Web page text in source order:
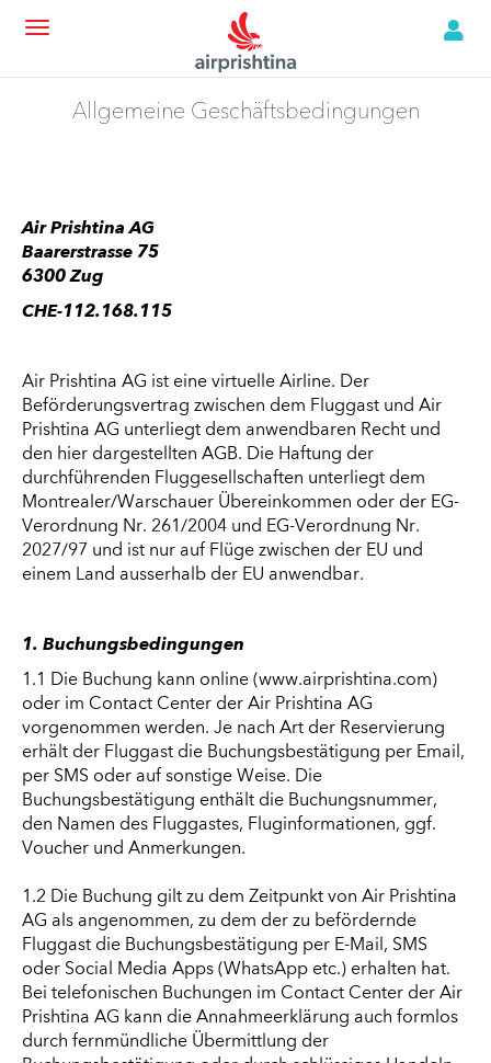
Allgemeine Geschäftsbedingungen
Air Prishtina AG
Baarerstrasse 75
6300 Zug
CHE-112.168.115
Air Prishtina AG ist eine virtuelle Airline. Der
Beförderungsvertrag zwischen dem Fluggast und Air
Prishtina AG unterliegt dem anwendbaren Recht und
den hier dargestellten AGB. Die Haftung der
durchführenden Fluggesellschaften unterliegt dem
Montrealer/Warschauer Übereinkommen oder der EG-
Verordnung Nr. 261/2004 und EG-Verordnung Nr.
2027/97 und ist nur auf Flüge zwischen der EU und
einem Land ausserhalb der EU anwendbar.
1. Buchungsbedingungen
1.1 Die Buchung kann online (www.airprishtina.com)
oder im Contact Center der Air Prishtina AG
vorgenommen werden. Je nach Art der Reservierung
erhält der Fluggast die Buchungsbestätigung per Email,
per SMS oder auf sonstige Weise. Die
Buchungsbestätigung enthält die Buchungsnummer,
den Namen des Fluggastes, Fluginformationen, ggf.
Voucher und Anmerkungen.
1.2 Die Buchung gilt zu dem Zeitpunkt von Air Prishtina
AG als angenommen, zu dem der zu befördernde
Fluggast die Buchungsbestätigung per E-Mail, SMS
oder Social Media Apps (WhatsApp etc.) erhalten hat.
Bei telefonischen Buchungen im Contact Center der Air
Prishtina AG kann die Annahmeerklärung auch formlos
durch fernmündliche Übermittlung der